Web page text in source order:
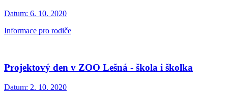
Datum: 6. 10. 2020
Informace pro rodiče
Projektový den v ZOO Lešná - škola i školka
Datum: 2. 10. 2020